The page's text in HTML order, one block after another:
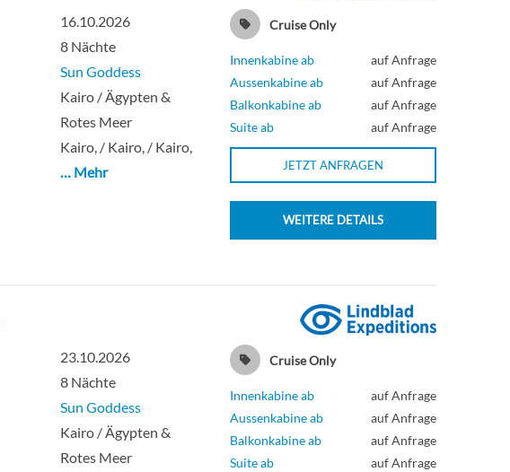
16.10.2026
8 Nächte
Sun Goddess
Kairo / Ägypten &
Rotes Meer
Kairo, / Kairo, / Kairo,
… Mehr
Cruise Only
Innenkabine ab
auf Anfrage
Aussenkabine ab
auf Anfrage
Balkonkabine ab
auf Anfrage
Suite ab
auf Anfrage
JETZT ANFRAGEN
WEITERE DETAILS
23.10.2026
8 Nächte
Sun Goddess
Kairo / Ägypten &
Rotes Meer
Cruise Only
Innenkabine ab
auf Anfrage
Aussenkabine ab
auf Anfrage
Balkonkabine ab
auf Anfrage
Suite ab
auf Anfrage